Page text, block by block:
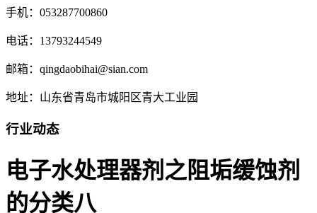
手机：053287700860
电话：13793244549
邮箱：qingdaobihai@sian.com
地址：山东省青岛市城阳区青大工业园
行业动态
电子水处理器剂之阻垢缓蚀剂
的分类八